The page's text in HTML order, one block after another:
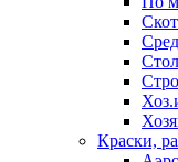
Краски,